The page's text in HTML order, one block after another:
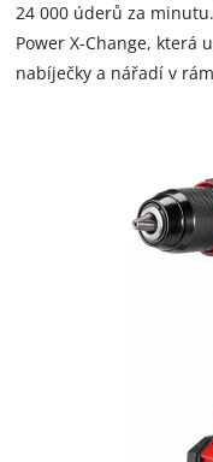
24 000 úderů za
Power X-Change, která
nabíječky a nářadí v